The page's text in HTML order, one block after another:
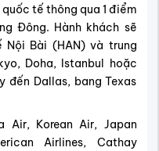
tế thông qua 1 điểm
Đông. Hành khách sẽ
Bài (HAN) và trung
Doha, Istanbul hoặc
đến Dallas, bang Texas
Air, Korean Air, Japan
Airlines, Cathay